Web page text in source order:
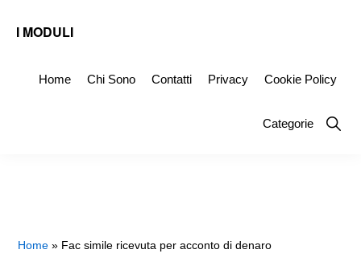
I MODULI
SimileHome Chi Sono Contatti Privacy Cookie Policy
Categorie
Show
Home » Fac simile ricevuta per acconto di denaro